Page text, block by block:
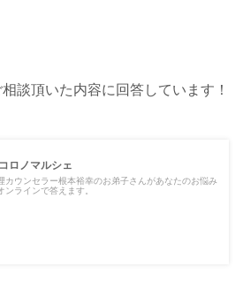
談頂いた内容に回答しています！
ロノマルシェ
カウンセラー根本裕幸のお弟子さんがあなたのお悩み
ンラインで答えます。